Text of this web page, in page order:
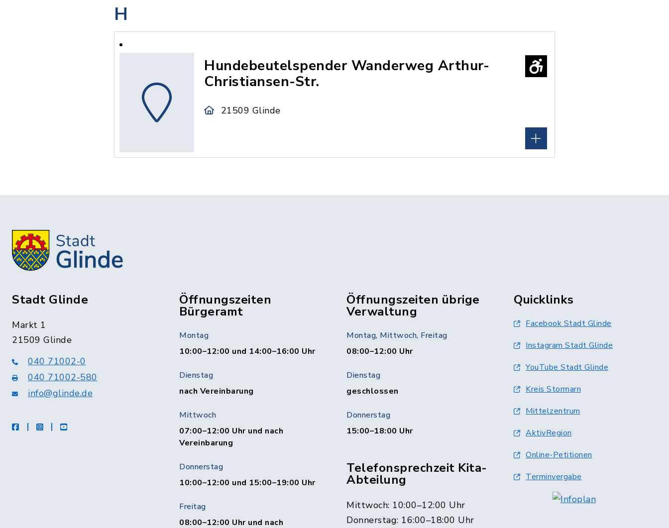
H
Hundebeutelspender Wanderweg Arthur-
Christiansen-Str.
21509 Glinde
Stadt Glinde
Markt 1
21509 Glinde
040 71002-0
040 71002-580
info@glinde.de
facebookinstagramYoutube
Öffnungszeiten
Bürgeramt
Montag
10:00–12:00 und 14:00–16:00 Uhr
Dienstag
nach Vereinbarung
Mittwoch
07:00–12:00 Uhr und nach
Vereinbarung
Donnerstag
10:00–12:00 und 15:00–19:00 Uhr
Freitag
08:00–12:00 Uhr und nach
Öffnungszeiten übrige
Verwaltung
Montag, Mittwoch, Freitag
08:00–12:00 Uhr
Dienstag
geschlossen
Donnerstag
15:00–18:00 Uhr
Telefonsprechzeit Kita-
Abteilung
Mittwoch: 10:00–12:00 Uhr
Donnerstag: 16:00–18:00 Uhr
Quicklinks
Facebook Stadt Glinde
Instagram Stadt Glinde
YouTube Stadt Glinde
Kreis Stormarn
Mittelzentrum
AktivRegion
Online-Petitionen
Terminvergabe